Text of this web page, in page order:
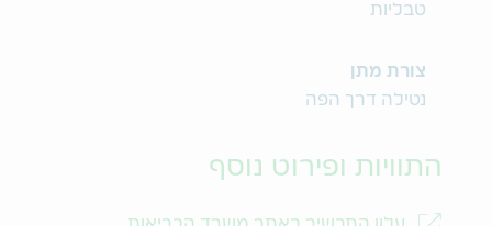
טבליות
צורת מתן
נטילה דרך הפה
התוויות ופירוט נוסף